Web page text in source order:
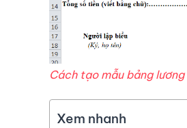
Cách tạo mẫu bảng
Xem nhanh